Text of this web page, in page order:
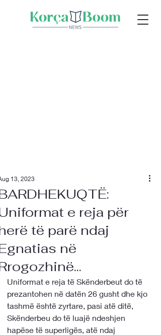
e reja për
të parë ndaj
në
13, 2023
Uniformat e reja të Skënderbeut do të
prezantohen në datën 26 gusht dhe kjo
tashmë është zyrtare, pasi atë ditë,
Skënderbeu do të luajë ndeshjen
hapëse të superligës, atë ndaj